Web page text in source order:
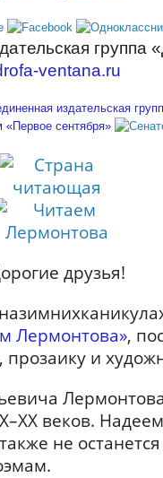
ventana.ru
друзья!
Лермонтова»,
прозаику и
веков.
не